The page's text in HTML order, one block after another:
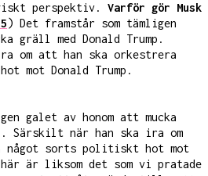
perspektiv. Varför gör Musk
) Det framstår som tämligen
gräll med Donald Trump.
om att han ska orkestrera
mot Donald Trump.
galet av honom att mucka
Särskilt när han ska ira om
något sorts politiskt hot mot
här är liksom det som vi pratade